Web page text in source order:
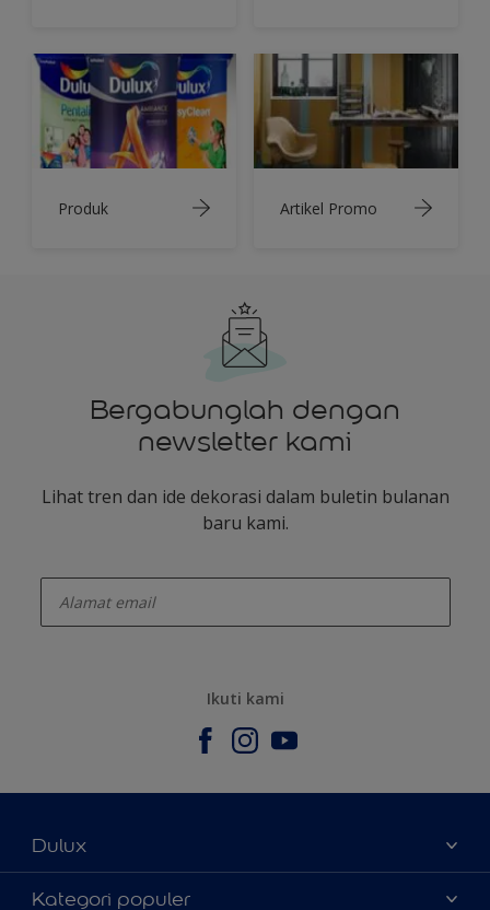
Produk Artikel Promo
Bergabunglah dengan
newsletter kami
Lihat tren dan ide dekorasi dalam buletin bulanan
baru kami.
Ikuti kami
Dulux
Tentang Kami
Kategori populer